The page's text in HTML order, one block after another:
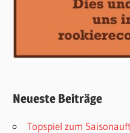
Neueste Beiträge
Topspiel zum